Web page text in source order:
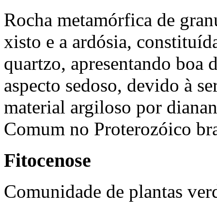
Rocha metamórfica de
xisto e a ardósia,
quartzo, apresentando
aspecto sedoso, devido à
material argiloso por
Comum no Proterozóico
Fitocenose
Comunidade de plantas